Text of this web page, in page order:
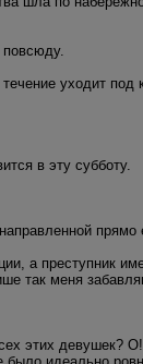
уходит под
в эту субботу.
прямо
а преступник
так меня
этих девушек?
идеально